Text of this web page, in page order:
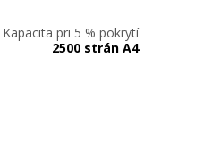
Kapacita pri 5 % pokrytí
2500 strán A4